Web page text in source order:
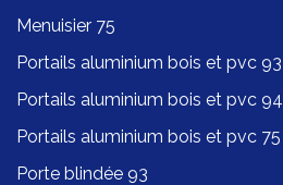
Menuisier 75
Portails aluminium bois et pvc 93
Portails aluminium bois et pvc 94
Portails aluminium bois et pvc 75
Porte blindée 93